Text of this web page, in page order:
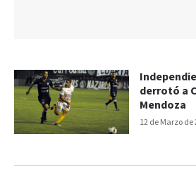
12 de Marzo de
derrotó a
Mendoza